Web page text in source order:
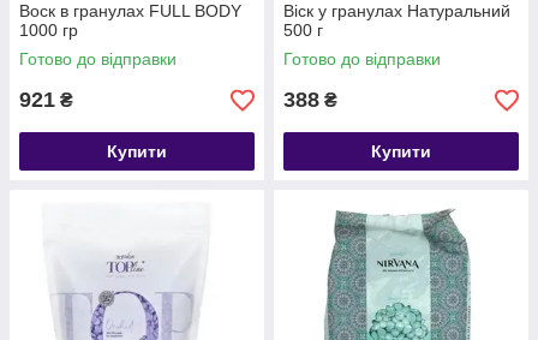
Воск в гранулах FULL BODY
1000 гр
Готово до відправки
921 ₴
Купити
Віск у гранулах Натуральний
500 г
Готово до відправки
388 ₴
Купити